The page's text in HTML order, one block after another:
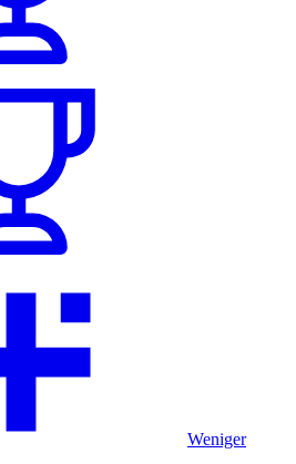
Weniger